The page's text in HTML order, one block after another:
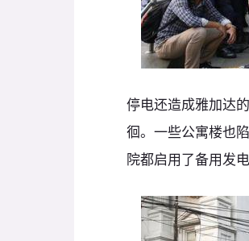
停电还造成雅加达
徊。一些公寓楼也
院都启用了备用发